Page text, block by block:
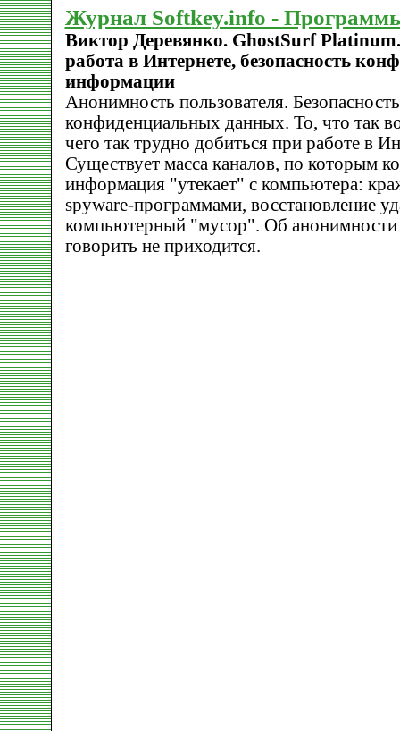
Журнал Softkey.info -
Виктор Деревянко. GhostSurf
работа в Интернете, безопасность
информации
Анонимность пользователя. Безопасность
конфиденциальных данных. То, что так
чего так трудно добиться при работе в
Существует масса каналов, по которым
информация "утекает" с компьютера:
spyware-программами, восстановление
компьютерный "мусор". Об
говорить не приходится.